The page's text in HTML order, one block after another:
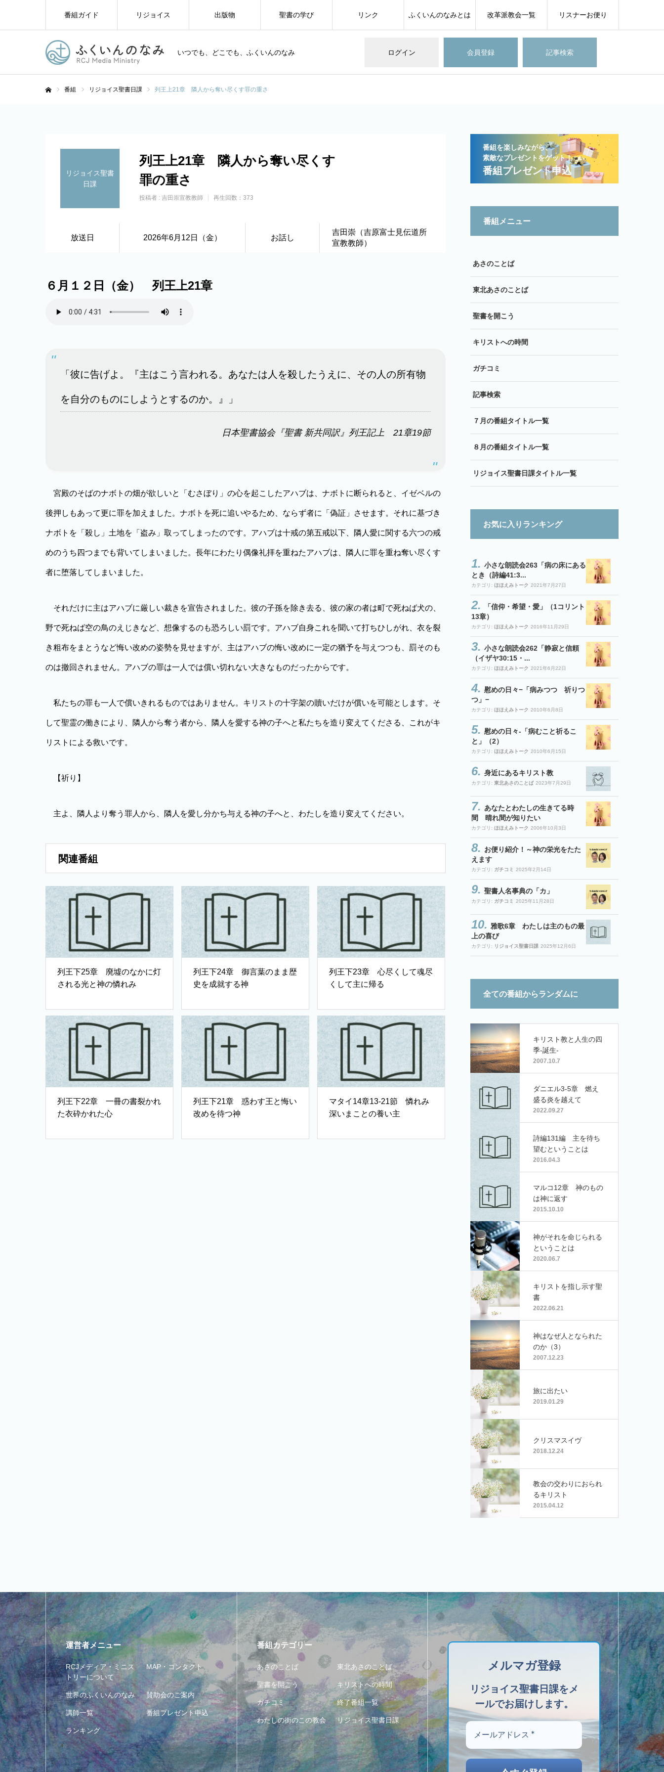
いつでも、どこでも、ふくいんのなみ ログイン 会員登録 記事検索
番組ガイド リジョイス 出版物 聖書の学び リンク ふくいんのなみとは 改革派教会一覧 リスナーお便り
番組 リジョイス聖書日課 列王上21章 隣人から奪い尽くす罪の重さ
リジョイス聖書
日課
列王上21章 隣人から奪い尽くす
罪の重さ
投稿者 : 吉田崇宣教教師 再生回数：373
放送日 2026年6月12日（金） お話し
吉田崇（吉原富士見伝道所
宣教教師）
６月１２日（金） 列王上21章
「彼に告げよ。『主はこう言われる。あなたは人を殺したうえに、その人の所有物
を自分のものにしようとするのか。』」
日本聖書協会『聖書 新共同訳』列王記上 21章19節
宮殿のそばのナボトの畑が欲しいと「むさぼり」の心を起こしたアハブは、ナボトに断られると、イゼベルの
後押しもあって更に罪を加えました。ナボトを死に追いやるため、ならず者に「偽証」させます。それに基づき
ナボトを「殺し」土地を「盗み」取ってしまったのです。アハブは十戒の第五戒以下、隣人愛に関する六つの戒
めのうち四つまでも背いてしまいました。長年にわたり偶像礼拝を重ねたアハブは、隣人に罪を重ね奪い尽くす
者に堕落してしまいました。
それだけに主はアハブに厳しい裁きを宣告されました。彼の子孫を除き去る、彼の家の者は町で死ねば犬の、
野で死ねば空の鳥のえじきなど、想像するのも恐ろしい罰です。アハブ自身これを聞いて打ちひしがれ、衣を裂
き粗布をまとうなど悔い改めの姿勢を見せますが、主はアハブの悔い改めに一定の猶予を与えつつも、罰そのも
のは撤回されません。アハブの罪は一人では償い切れない大きなものだったからです。
私たちの罪も一人で償いきれるものではありません。キリストの十字架の贖いだけが償いを可能とします。そ
して聖霊の働きにより、隣人から奪う者から、隣人を愛する神の子へと私たちを造り変えてくださる、これがキ
リストによる救いです。
【祈り】
主よ、隣人より奪う罪人から、隣人を愛し分かち与える神の子へと、わたしを造り変えてください。
関連番組
列王下25章 廃墟のなかに灯
される光と神の憐れみ
列王下24章 御言葉のまま歴
史を成就する神
列王下23章 心尽くして魂尽
くして主に帰る
列王下22章 一冊の書裂かれ
た衣砕かれた心
列王下21章 惑わす王と悔い
改めを待つ神
マタイ14章13-21節 憐れみ
深いまことの養い主
番組を楽しみながら、
素敵なプレゼントをゲット！
番組プレゼント申込
番組メニュー
あさのことば
東北あさのことば
聖書を開こう
キリストへの時間
ガチコミ
記事検索
７月の番組タイトル一覧
８月の番組タイトル一覧
リジョイス聖書日課タイトル一覧
お気に入りランキング
小さな朗読会263「病の床にある
とき（詩編41:3...
カテゴリ: ほほえみトーク 2021年7月27日
「信仰・希望・愛」（1コリント
13章）
カテゴリ: ほほえみトーク 2016年11月29日
小さな朗読会262「静寂と信頼
（イザヤ30:15・...
カテゴリ: ほほえみトーク 2021年6月22日
慰めの日々−「病みつつ 祈りつ
つ」−
カテゴリ: ほほえみトーク 2010年6月8日
慰めの日々-「病むこと祈るこ
と」（2）
カテゴリ: ほほえみトーク 2010年6月15日
身近にあるキリスト教
カテゴリ: 東北あさのことば 2023年7月29日
あなたとわたしの生きてる時
間 晴れ間が知りたい
カテゴリ: ほほえみトーク 2006年10月3日
お便り紹介！～神の栄光をたた
えます
カテゴリ: ガチコミ 2025年2月14日
聖書人名事典の「カ」
カテゴリ: ガチコミ 2025年11月28日
雅歌6章 わたしは主のもの最
上の喜び
カテゴリ: リジョイス聖書日課 2025年12月6日
全ての番組からランダムに
キリスト教と人生の四
季-誕生-
2007.10.7
ダニエル3-5章 燃え
盛る炎を越えて
2022.09.27
詩編131編 主を待ち
望むということは
2016.04.3
マルコ12章 神のもの
は神に返す
2015.10.10
神がそれを命じられる
ということは
2020.06.7
キリストを指し示す聖
書
2022.06.21
神はなぜ人となられた
のか（3）
2007.12.23
旅に出たい
2019.01.29
クリスマスイヴ
2018.12.24
教会の交わりにおられ
るキリスト
2015.04.12
運営者メニュー
RCJメディア・ミニス
トリーについて
MAP・コンタクト
世界のふくいんのなみ 賛助会のご案内
講師一覧 番組プレゼント申込
ランキング
番組カテゴリー
あさのことば 東北あさのことば
聖書を開こう キリストへの時間
ガチコミ 終了番組一覧
わたしの街のこの教会 リジョイス聖書日課
メルマガ登録
リジョイス聖書日課をメ
ールでお届けします。